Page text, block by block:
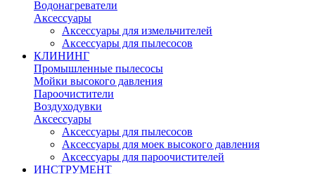
Водонагреватели
Аксессуары
Аксессуары для измельчителей
Аксессуары для пылесосов
КЛИНИНГ
Промышленные пылесосы
Мойки высокого давления
Пароочистители
Воздуходувки
Аксессуары
Аксессуары для пылесосов
Аксессуары для моек высокого давления
Аксессуары для пароочистителей
ИНСТРУМЕНТ